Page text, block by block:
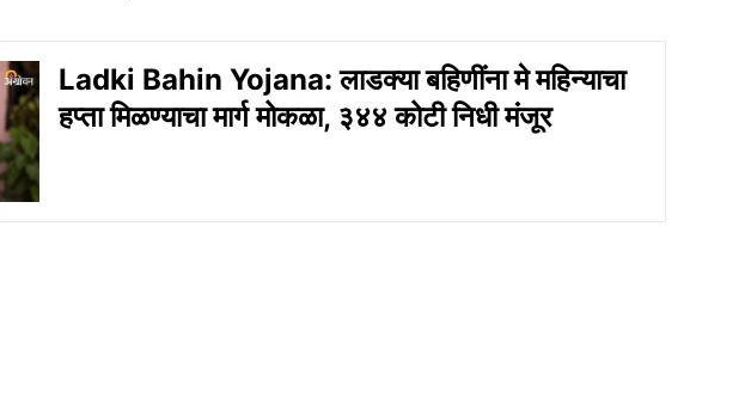
Ladki Bahin Yojana: लाडक्या बहिणींना मे महिन्याचा
हप्ता मिळण्याचा मार्ग मोकळा, ३४४ कोटी निधी मंजूर